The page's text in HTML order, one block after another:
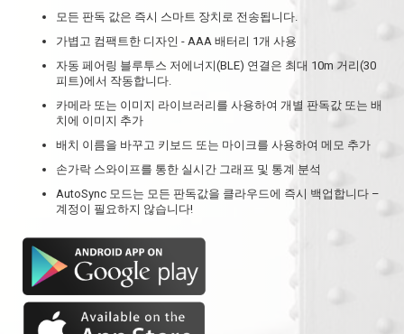
모든 판독 값은 즉시 스마트 장치로 전송됩니다.
가볍고 컴팩트한 디자인 - AAA 배터리 1개 사용
자동 페어링 블루투스 저에너지(BLE) 연결은 최대 10m 거리(30
피트)에서 작동합니다.
카메라 또는 이미지 라이브러리를 사용하여 개별 판독값 또는 배
치에 이미지 추가
배치 이름을 바꾸고 키보드 또는 마이크를 사용하여 메모 추가
손가락 스와이프를 통한 실시간 그래프 및 통계 분석
AutoSync 모드는 모든 판독값을 클라우드에 즉시 백업합니다 –
계정이 필요하지 않습니다!